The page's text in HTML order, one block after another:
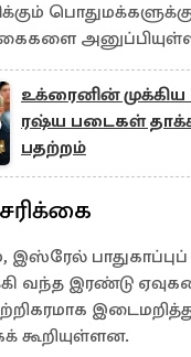
உக்ரைனின்
ரஷ்ய படைகள்
பதற்றம்
இஸ்ரேல்
வந்த இரண்டு
கூறியுள்ளன.